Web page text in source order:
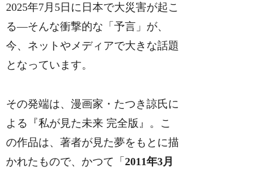
2025年7月5日に日本で大災害が起こ
る―そんな衝撃的な「予言」が、
今、ネットやメディアで大きな話題
となっています。
その発端は、漫画家・たつき諒氏に
よる『私が見た未来 完全版』。こ
の作品は、著者が見た夢をもとに描
かれたもので、かつて「2011年3月